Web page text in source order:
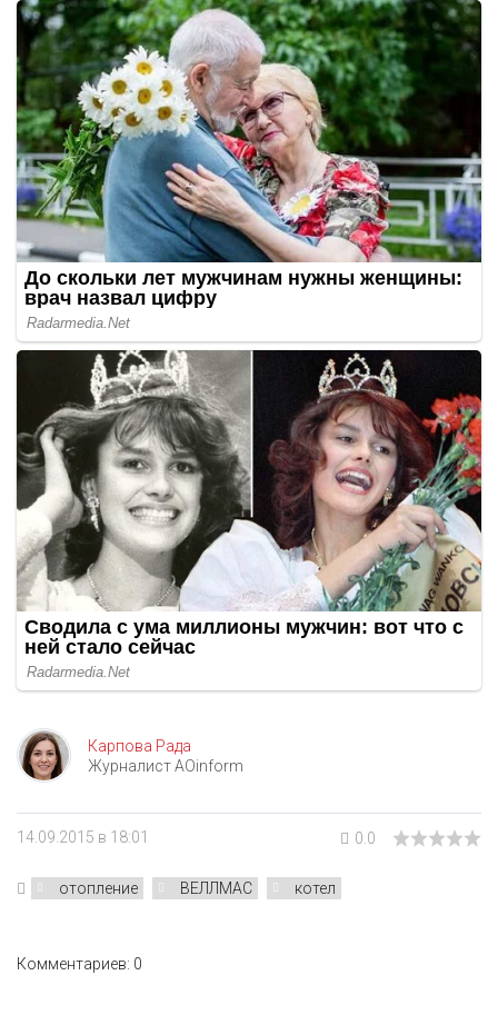
Карпова Рада
Журналист AOinform
14.09.2015 в 18:01 0.0
отопление ВЕЛЛМАС котел
Комментариев: 0